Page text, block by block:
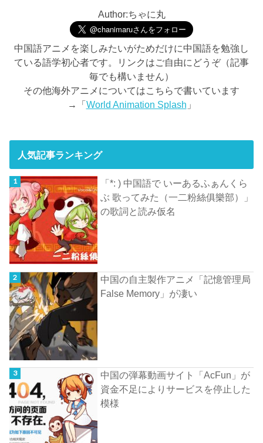
Author:ちゃに丸
中国語アニメを楽しみたいがためだけに中国語を勉強し
ている語学初心者です。リンクはご自由にどうぞ（記事
毎でも構いません）
その他海外アニメについてはこちらで書いています
→「World Animation Splash 」
人気記事ランキング
「*: ) 中国語で いーあるふぁんくら
ぶ 歌ってみた（一二粉絲俱樂部）」
の歌詞と読み仮名
中国の自主製作アニメ「記憶管理局
False Memory」が凄い
中国の弾幕動画サイト「AcFun」が
資金不足によりサービスを停止した
模様